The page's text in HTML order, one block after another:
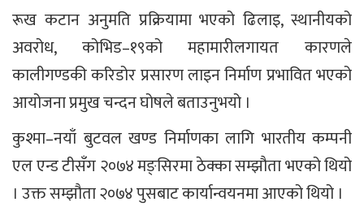
रूख कटान अनुमति प्रक्रियामा भएको ढिलाइ, स्थानीयको
अवरोध, कोभिड–१९को महामारीलगायत कारणले
कालीगण्डकी करिडोर प्रसारण लाइन निर्माण प्रभावित भएको
आयोजना प्रमुख चन्दन घोषले बताउनुभयो ।
कुश्मा–नयाँ बुटवल खण्ड निर्माणका लागि भारतीय कम्पनी
एल एन्ड टीसँग २०७४ मङ्सिरमा ठेक्का सम्झौता भएको थियो
। उक्त सम्झौता २०७४ पुसबाट कार्यान्वयनमा आएको थियो ।